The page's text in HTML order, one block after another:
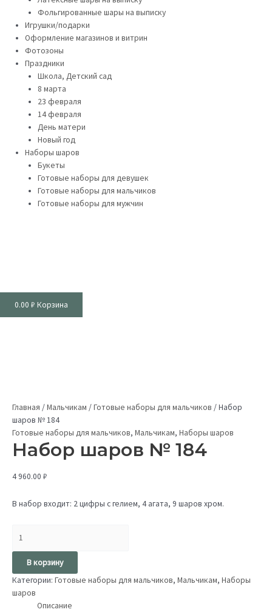
Фольгированные шары на выписку
Игрушки/подарки
Оформление магазинов и витрин
Фотозоны
Праздники
Школа, Детский сад
8 марта
23 февраля
14 февраля
День матери
Новый год
Наборы шаров
Букеты
Готовые наборы для девушек
Готовые наборы для мальчиков
Готовые наборы для мужчин
0.00 ₽ Корзина
Главная /Мальчикам /Готовые наборы для мальчиков /Набор
шаров № 184
Готовые наборы для мальчиков, Мальчикам, Наборы шаров
Набор шаров № 184
4 960.00 ₽
В набор входит: 2 цифры с гелием, 4 агата, 9 шаров хром.
В корзину
Категории: Готовые наборы для мальчиков, Мальчикам, Наборы
шаров
Описание